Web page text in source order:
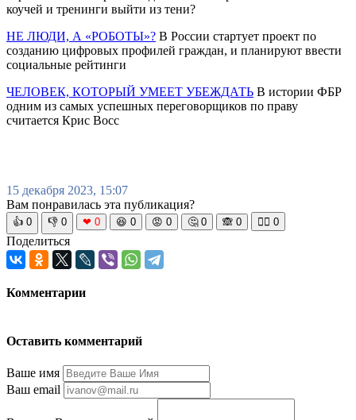
коучей и тренинги выйти из тени?
НЕ ЛЮДИ, А «РОБОТЫ»? В России стартует проект по
созданию цифровых профилей граждан, и планируют ввести
социальные рейтинги
ЧЕЛОВЕК, КОТОРЫЙ УМЕЕТ УБЕЖДАТЬ В истории ФБР
одним из самых успешных переговорщиков по праву
считается Крис Восс
15 декабря 2023, 15:07
Вам понравилась эта публикация?
👍 0 👎 0 ❤ 0 😆 0 😡 0 🤔 0 🙈 0 🧘‍♀️ 0
Поделиться
Комментарии
Оставить комментарий
Ваше имя
Ваш email